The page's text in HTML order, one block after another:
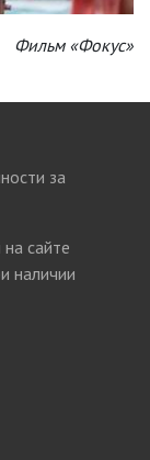
Фильм «Фокус»
за
сайте
наличии